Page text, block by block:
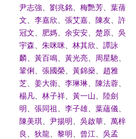
尹志強
劉兆銘、 梅艷芳、 葉蒨
文
李嘉欣 張艾嘉、 陳友、 許
冠文
肥媽、 余安安、 楚原、 吳
宇森
朱咪咪 林其欣
譚詠
麟、 黃百鳴、 黃光亮、 周星馳
鞏俐
張國榮、 黃錦燊、 趙雅
芝、 姜大衛、 李琳琳、 陳法蓉、
楊凡、 林子祥、 黃一山
陸劍
明
張同祖 李子雄、 葉蘊儀、
陳美琪、 尹揚明 吳啟華、 萬梓
良
狄龍 黎明 曾江
吳孟